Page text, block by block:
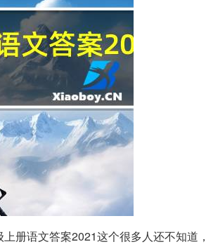
册语文答案2021这个很多人还不知道